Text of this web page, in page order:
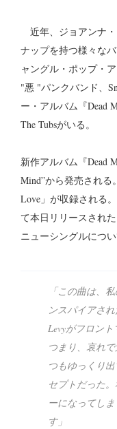
近年、ジョアンナ
ナップを持つ様々な
ャングル・ポップ・
"悪 "パンクバンド、
ー・アルバム『Dead
The Tubsがいる。
新作アルバム『Dead
Mind”から発売される
Love」が収録される
て本日リリースされ
ニューシングルにつ
「この曲は、
ンスパイアさ
Levyがフロント
つまり、哀れ
つもゆっくり
セプトだった
ーになってし
す」